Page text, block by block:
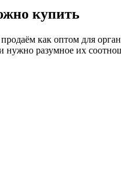
купить
как оптом для
разумное их